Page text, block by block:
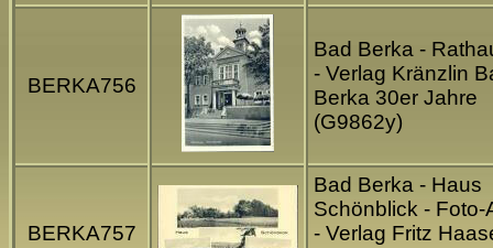
BERKA756
Bad Berka -
- Verlag Kränzlin
Berka 30er Jahre
(G9862y)
BERKA757
Bad Berka - Haus
Schönblick - Foto-
- Verlag Fritz